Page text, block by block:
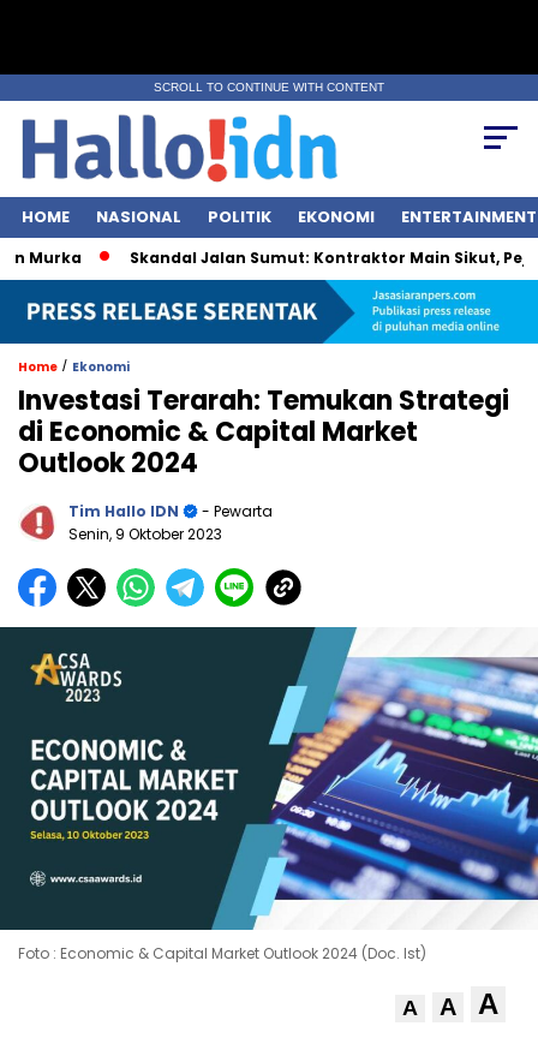
SCROLL TO CONTINUE WITH CONTENT
HOME NASIONAL POLITIK EKONOMI ENTERTAINMENT
Skandal Jalan Sumut: Kontraktor Main Sikut, Pejabat
Home / Ekonomi
Investasi Terarah: Temukan Strategi
di Economic & Capital Market
Outlook 2024
Tim Hallo IDN
- Pewarta
Senin, 9 Oktober 2023
Foto : Economic & Capital Market Outlook 2024 (Doc. Ist)
A A A